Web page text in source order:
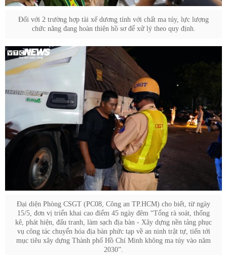
Đối với 2 trường hợp tài xế dương tính với chất ma túy, lực lượng
chức năng đang hoàn thiện hồ sơ để xử lý theo quy định.
Đại diện Phòng CSGT (PC08, Công an TP.HCM) cho biết, từ ngày
15/5, đơn vị triển khai cao điểm 45 ngày đêm “Tổng rà soát, thống
kê, phát hiện, đấu tranh, làm sạch địa bàn - Xây dựng nền tảng phục
vụ công tác chuyển hóa địa bàn phức tạp về an ninh trật tự, tiến tới
mục tiêu xây dựng Thành phố Hồ Chí Minh không ma túy vào năm
2030”.